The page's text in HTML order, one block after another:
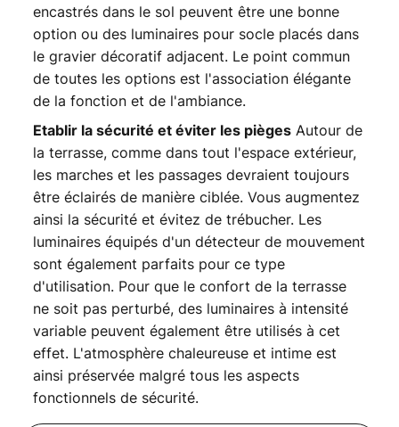
encastrés dans le sol peuvent être une bonne
option ou des luminaires pour socle placés dans
le gravier décoratif adjacent. Le point commun
de toutes les options est l'association élégante
de la fonction et de l'ambiance.
Etablir la sécurité et éviter les piègesAutour de
la terrasse, comme dans tout l'espace extérieur,
les marches et les passages devraient toujours
être éclairés de manière ciblée. Vous augmentez
ainsi la sécurité et évitez de trébucher. Les
luminaires équipés d'un détecteur de mouvement
sont également parfaits pour ce type
d'utilisation. Pour que le confort de la terrasse
ne soit pas perturbé, des luminaires à intensité
variable peuvent également être utilisés à cet
effet. L'atmosphère chaleureuse et intime est
ainsi préservée malgré tous les aspects
fonctionnels de sécurité.